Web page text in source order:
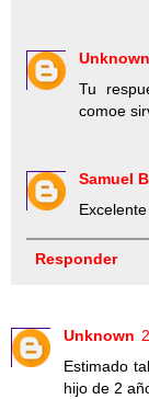
Unknown
Tu
comoe
Samuel
Responder
Unknown
Estimado
hijo de 2